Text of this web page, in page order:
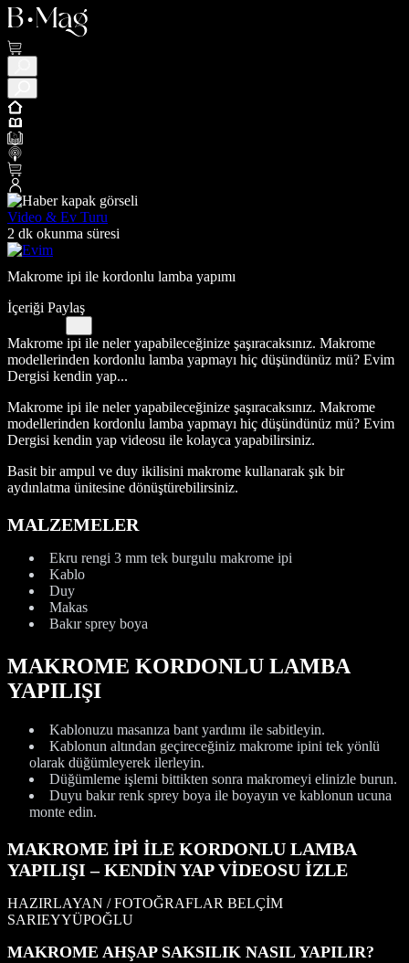
Video & Ev Turu
2 dk okunma süresi
Makrome ipi ile kordonlu lamba yapımı
İçeriği Paylaş
Makrome ipi ile neler yapabileceğinize şaşıracaksınız. Makrome
modellerinden kordonlu lamba yapmayı hiç düşündünüz mü? Evim
Dergisi kendin yap...
Makrome ipi ile neler yapabileceğinize şaşıracaksınız. Makrome
modellerinden kordonlu lamba yapmayı hiç düşündünüz mü? Evim
Dergisi kendin yap videosu ile kolayca yapabilirsiniz.
Basit bir ampul ve duy ikilisini makrome kullanarak şık bir
aydınlatma ünitesine dönüştürebilirsiniz.
MALZEMELER
Ekru rengi 3 mm tek burgulu makrome ipi
Kablo
Duy
Makas
Bakır sprey boya
MAKROME KORDONLU LAMBA
YAPILIŞI
Kablonuzu masanıza bant yardımı ile sabitleyin.
Kablonun altından geçireceğiniz makrome ipini tek yönlü
olarak düğümleyerek ilerleyin.
Düğümleme işlemi bittikten sonra makromeyi elinizle burun.
Duyu bakır renk sprey boya ile boyayın ve kablonun ucuna
monte edin.
MAKROME İPİ İLE KORDONLU LAMBA
YAPILIŞI – KENDİN YAP VİDEOSU İZLE
HAZIRLAYAN / FOTOĞRAFLAR BELÇİM
SARIEYYÜPOĞLU
MAKROME AHŞAP SAKSILIK NASIL YAPILIR?